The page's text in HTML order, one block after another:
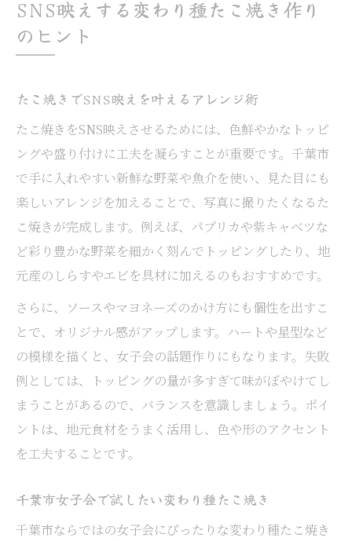
SNS映えする変わり種たこ焼き作り
のヒント
たこ焼きでSNS映えを叶えるアレンジ術
たこ焼きをSNS映えさせるためには、色鮮やかなトッピ
ングや盛り付けに工夫を凝らすことが重要です。千葉市
で手に入れやすい新鮮な野菜や魚介を使い、見た目にも
楽しいアレンジを加えることで、写真に撮りたくなるた
こ焼きが完成します。例えば、パプリカや紫キャベツな
ど彩り豊かな野菜を細かく刻んでトッピングしたり、地
元産のしらすやエビを具材に加えるのもおすすめです。
さらに、ソースやマヨネーズのかけ方にも個性を出すこ
とで、オリジナル感がアップします。ハートや星型など
の模様を描くと、女子会の話題作りにもなります。失敗
例としては、トッピングの量が多すぎて味がぼやけてし
まうことがあるので、バランスを意識しましょう。ポイ
ントは、地元食材をうまく活用し、色や形のアクセント
を工夫することです。
千葉市女子会で試したい変わり種たこ焼き
千葉市ならではの女子会にぴったりな変わり種たこ焼き